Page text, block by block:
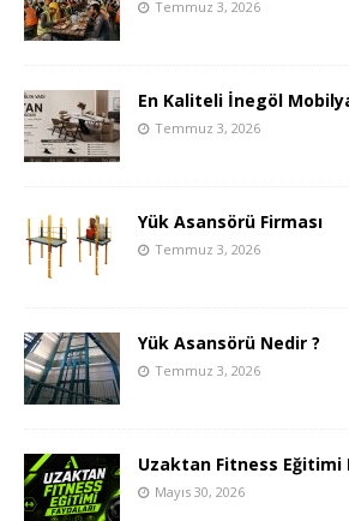
Temmuz 3, 2026
En Kaliteli İnegöl
Temmuz 3, 2026
Yük Asansörü Firması
Temmuz 3, 2026
Yük Asansörü Nedir ?
Temmuz 3, 2026
Uzaktan Fitness Eğitimi
Mayıs 30, 2026